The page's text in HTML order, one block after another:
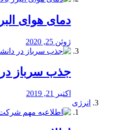
دمای هوای
ژوئن 25, 2020
جذب سرباز
اکتبر 21, 2019
انرژی